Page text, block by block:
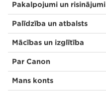
Pakalpojumi un risinājumi
Palīdzība un atbalsts
Mācības un izglītība
Par Canon
Mans konts